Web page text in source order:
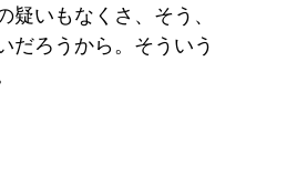
いもなくさ、そう、
だろうから。そういう